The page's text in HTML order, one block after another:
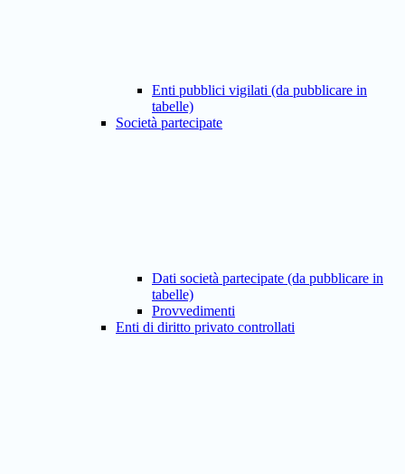
Enti pubblici vigilati (da pubblicare in
tabelle)
Società partecipate
Dati società partecipate (da pubblicare in
tabelle)
Provvedimenti
Enti di diritto privato controllati